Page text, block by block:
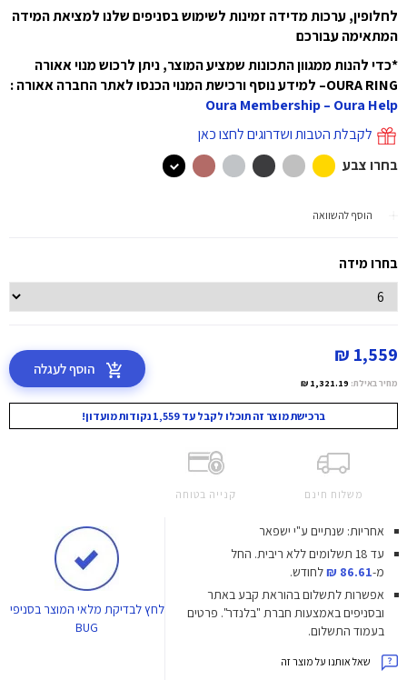
לחלופין, ערכות מדידה זמינות לשימוש בסניפים שלנו למציאת המידה
המתאימה עבורכם
*כדי להנות ממגוון התכונות שמציע המוצר, ניתן לרכוש מנוי אאורה
OURA RING– למידע נוסף ורכישת המנוי הכנסו לאתר החברה אאורה :
Oura Membership – Oura Help
לקבלת הטבות ושדרוגים לחצו כאן
בחרו צבע
הוסף להשוואה
בחרו מידה
1,559 ₪
מחיר באילת: 1,321.19 ₪
הוסף לעגלה
ברכישת מוצר זה תוכלו לקבל עד 1,559 נקודות מועדון!
משלוח חינם קנייה בטוחה
אחריות: שנתיים ע"י ישפאר
עד 18 תשלומים ללא ריבית.
החל
מ-86.61 ₪
לחודש.
אפשרות לתשלום בהוראת קבע באתר
ובסניפים באמצעות חברת "בלנדר". פרטים
בעמוד התשלום.
שאל אותנו על מוצר זה
לחץלבדיקת מלאי המוצר בסניפי
BUG